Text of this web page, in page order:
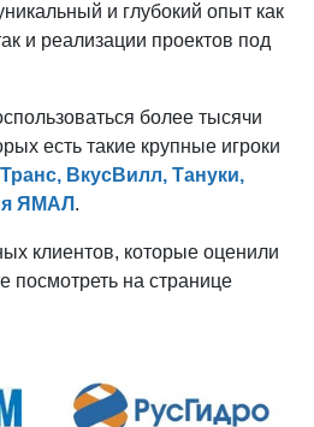
и глубокий опыт как
и реализации проектов под
более тысячи
есть такие крупные игроки
ВкусВилл, Тануки,
ЯМАЛ .
клиентов, которые оценили
посмотреть на странице